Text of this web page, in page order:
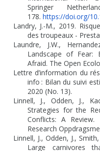
Springer
178. https://doi.org/
Landry, J.-M., 2019.
des troupeaux -
Laundre, J.W.,
Landscape of Fear:
Afraid. The Open
Lettre d’information du
info : Bilan du suivi
2020 (No. 13).
Linnell, J., Odden, J.,
Strategies for the
Conflicts: A
Research
Linnell, J., Odden, J.,
Large carnivores